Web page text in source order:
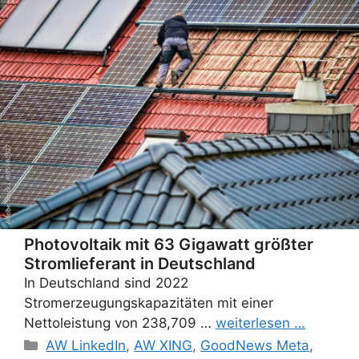
Photovoltaik mit 63 Gigawatt größter
Stromlieferant in Deutschland
In Deutschland sind 2022
Stromerzeugungskapazitäten mit einer
Nettoleistung von 238,709 … weiterlesen …
Categories
AW LinkedIn,AW XING, GoodNews Meta,